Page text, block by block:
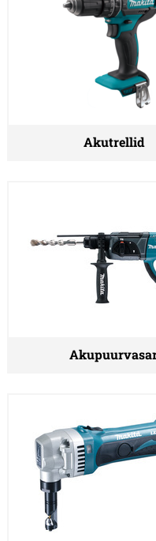
Akutrellid